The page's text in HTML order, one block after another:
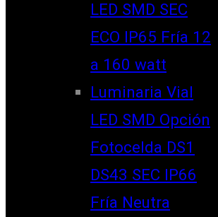
LED SMD SEC
ECO IP65 Fría 12
a 160 watt
Luminaria Vial
LED SMD Opción
Fotocelda DS1
DS43 SEC IP66
Fría Neutra